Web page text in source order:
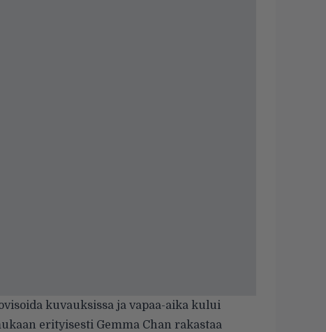
kuvauksissa ja vapaa-aika kului
erityisesti Gemma Chan rakastaa